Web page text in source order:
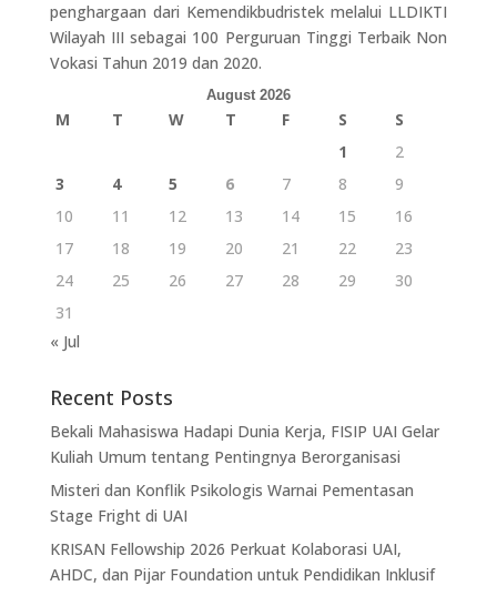
penghargaan dari Kemendikbudristek melalui LLDIKTI
Wilayah III sebagai 100 Perguruan Tinggi Terbaik Non
Vokasi Tahun 2019 dan 2020.
August 2026
M T W T F S
S
1
2
3
4 5 6 7 8
9
10
11 12 13 14 15
16
17
18 19 20 21 22
23
24
25 26 27 28 29
30
31
« Jul
Recent Posts
Bekali Mahasiswa Hadapi Dunia Kerja, FISIP UAI Gelar
Kuliah Umum tentang Pentingnya Berorganisasi
Misteri dan Konflik Psikologis Warnai Pementasan
Stage Fright di UAI
KRISAN Fellowship 2026 Perkuat Kolaborasi UAI,
AHDC, dan Pijar Foundation untuk Pendidikan Inklusif